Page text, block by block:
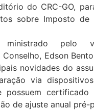
do CRC-GO,
sobre Imposto de
pelo
Edson
novidades do
via
possuem certificado
de ajuste anual pré-